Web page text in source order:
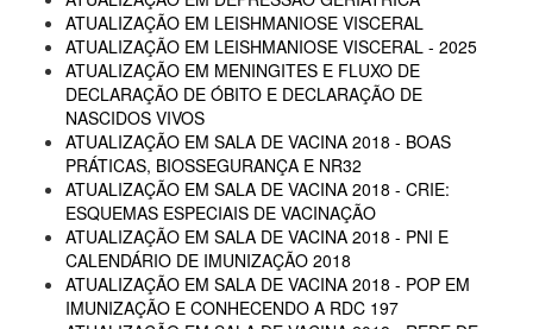
ATUALIZAÇÃO EM LEISHMANIOSE VISCERAL
ATUALIZAÇÃO EM LEISHMANIOSE VISCERAL - 2025
ATUALIZAÇÃO EM MENINGITES E FLUXO DE
DECLARAÇÃO DE ÓBITO E DECLARAÇÃO DE
NASCIDOS VIVOS
ATUALIZAÇÃO EM SALA DE VACINA 2018 - BOAS
PRÁTICAS, BIOSSEGURANÇA E NR32
ATUALIZAÇÃO EM SALA DE VACINA 2018 - CRIE:
ESQUEMAS ESPECIAIS DE VACINAÇÃO
ATUALIZAÇÃO EM SALA DE VACINA 2018 - PNI E
CALENDÁRIO DE IMUNIZAÇÃO 2018
ATUALIZAÇÃO EM SALA DE VACINA 2018 - POP EM
IMUNIZAÇÃO E CONHECENDO A RDC 197